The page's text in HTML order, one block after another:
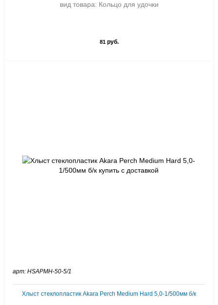
вид товара: Кольцо для удочки
81руб.
арт: HSAPMH-50-5/1
Хлыст стеклопластик Akara Perch Medium Hard 5,0-1/500мм б/к